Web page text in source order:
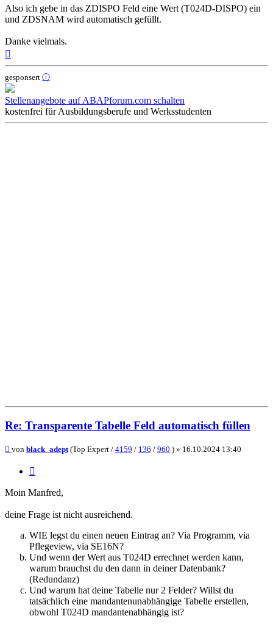
Also ich gebe in das ZDISPO Feld eine Wert (T024D-DISPO) ein
und ZDSNAM wird automatisch gefüllt.
Danke vielmals.
gesponsert ⓘ
Stellenangebote auf ABAPforum.com schalten
kostenfrei für Ausbildungsberufe und Werksstudenten
Re: Transparente Tabelle Feld automatisch füllen
Beitrag
von black_adept(Top Expert / 4159 / 136 / 960 ) » 16.10.2024 13:40
Moin Manfred,
deine Frage ist nicht ausreichend.
WIE legst du einen neuen Eintrag an? Via Programm, via
Pflegeview, via SE16N?
Und wenn der Wert aus T024D errechnet werden kann,
warum brauchst du den dann in deiner Datenbank?
(Redundanz)
Und warum hat deine Tabelle nur 2 Felder? Willst du
tatsächlich eine mandantenunabhängige Tabelle erstellen,
obwohl T024D mandantenabhängig ist?